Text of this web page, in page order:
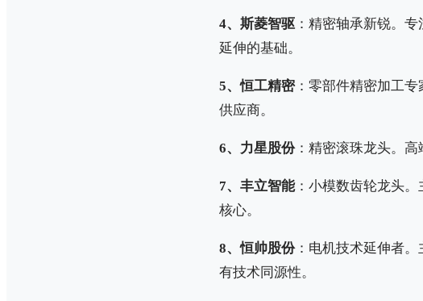
4、斯菱智驱：精密轴承新锐。
延伸的基础。
5、恒工精密：零部件精密加工
供应商。
6、力星股份：精密滚珠龙头。高
7、丰立智能：小模数齿轮龙头
核心。
8、恒帅股份：电机技术延伸者
有技术同源性。